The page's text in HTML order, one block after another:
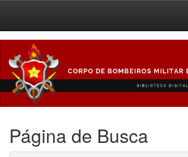
navigation
Página de Busca